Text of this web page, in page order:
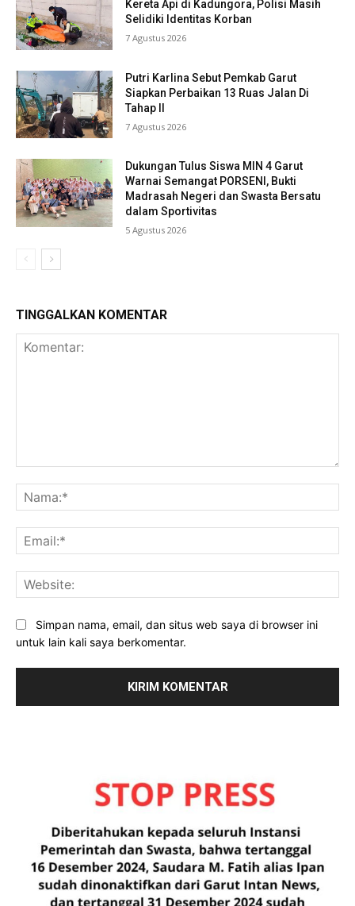
Kereta Api di Kadungora, Polisi Masih
Selidiki Identitas Korban
7 Agustus 2026
Putri Karlina Sebut Pemkab Garut
Siapkan Perbaikan 13 Ruas Jalan Di
Tahap II
7 Agustus 2026
Dukungan Tulus Siswa MIN 4 Garut
Warnai Semangat PORSENI, Bukti
Madrasah Negeri dan Swasta Bersatu
dalam Sportivitas
5 Agustus 2026
TINGGALKAN KOMENTAR
Simpan nama, email, dan situs web saya di browser ini
untuk lain kali saya berkomentar.